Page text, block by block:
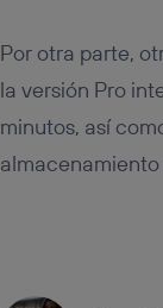
Por otra parte,
la versión Pro
minutos, así
almacenamiento